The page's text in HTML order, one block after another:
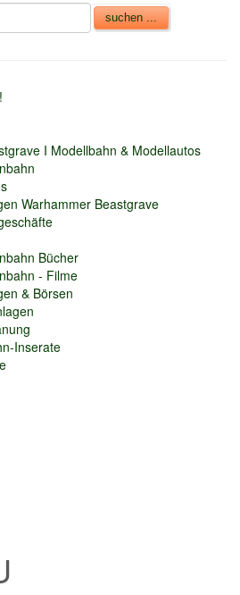
I Modellbahn & Modellautos
Warhammer Beastgrave
Bücher
- Filme
& Börsen
Inserate